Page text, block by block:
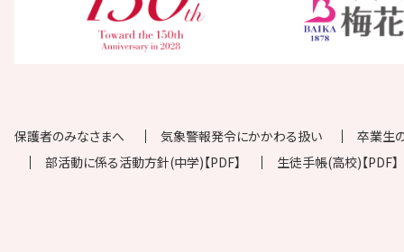
保護者のみなさまへ 気象警報発令にかかわる扱い
卒業生
部活動に係る活動方針(中学)【PDF】
生徒手帳(高校)【PDF】